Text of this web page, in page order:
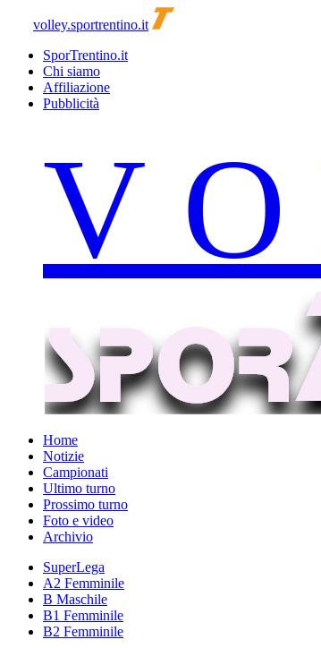
volley.sportrentino.it
SporTrentino.it
Chi siamo
Affiliazione
Pubblicità
Home
Notizie
Campionati
Ultimo turno
Prossimo turno
Foto e video
Archivio
SuperLega
A2 Femminile
B Maschile
B1 Femminile
B2 Femminile